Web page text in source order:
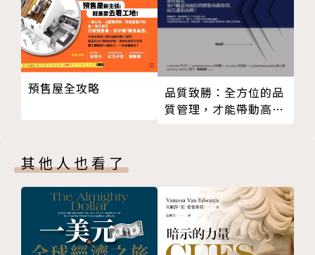
●改善生活環境，提升居住品質，讓每個居住在台灣的
人都有居住尊嚴。
居住正義並非遙不可及的夢想，也不該只是政治人物掛
在嘴邊的口號。你我都可以從現在起做出改變，不賭
房、不拚房、只買好建商的房子、促使政府提供透明化
作者介紹
張金鶚
第四章 台北城市如何能脫胎換骨？──從生活中培養
都市品味
第1節 展現文化底蘊的獨特樣貌
第2節 有機成長的台北城
第3節 利用公共空間 說台北的故事
第4節 全民參與 共同打造未來新城市
第1節 拋開政治考量 建立專業機制
第2節 發揮公民社會力量 尋求最大共識
第六章 政黨輪替，政策也要輪替？──居住正義改革
只能繼續前進
第1節 台灣版的居住正義藍圖
預售屋全攻略
品質致勝：全方位的品
質管理，才能帶動高績
其他人也看了